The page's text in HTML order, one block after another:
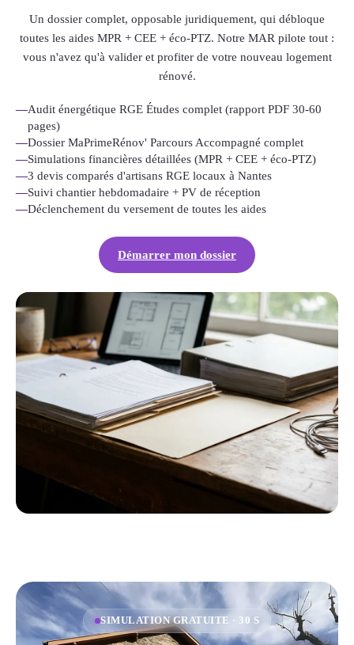
Un dossier complet, opposable juridiquement, qui débloque
toutes les aides MPR + CEE + éco-PTZ. Notre MAR pilote tout :
vous n'avez qu'à valider et profiter de votre nouveau logement
rénové.
—Audit énergétique RGE Études complet (rapport PDF 30-60
pages)
—Dossier MaPrimeRénov' Parcours Accompagné complet
—Simulations financières détaillées (MPR + CEE + éco-PTZ)
—3 devis comparés d'artisans RGE locaux à Nantes
—Suivi chantier hebdomadaire + PV de réception
—Déclenchement du versement de toutes les aides
Démarrer mon dossier
SIMULATION GRATUITE · 30 S